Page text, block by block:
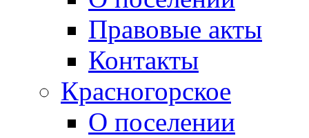
Правовые акты
Контакты
Красногорское
О поселении